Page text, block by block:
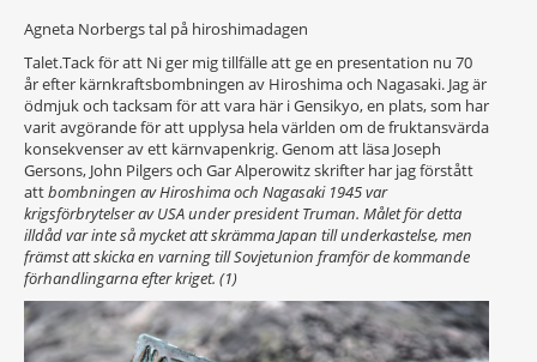
Agneta Norbergs tal på hiroshimadagen
Talet.Tack för att Ni ger mig tillfälle att ge en presentation nu 70
år efter kärnkraftsbombningen av Hiroshima och Nagasaki. Jag är
ödmjuk och tacksam för att vara här i Gensikyo, en plats, som har
varit avgörande för att upplysa hela världen om de fruktansvärda
konsekvenser av ett kärnvapenkrig. Genom att läsa Joseph
Gersons, John Pilgers och Gar Alperowitz skrifter har jag förstått
attbombningen av Hiroshima och Nagasaki 1945 var
krigsförbrytelser av USA under president Truman. Målet för detta
illdåd var inte så mycket att skrämma Japan till underkastelse, men
främst att skicka en varning till Sovjetunion framför de kommande
förhandlingarna efter kriget. (1)